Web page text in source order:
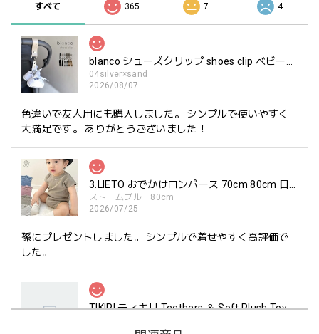
すべて 365 7 4
04silver×sand
2026/08/07
色違いで友人用にも購入しました。 シンプルで使いやすく
大満足です。 ありがとうございました！
ストームブルー80cm
2026/07/25
孫にプレゼントしました。 シンプルで着せやすく高評価で
した。
TIKIRI ティキリ Teethers ＆ Soft Plush Toy Alvin ぞう 歯固め＆ぬいぐるみセット
2026/06/18